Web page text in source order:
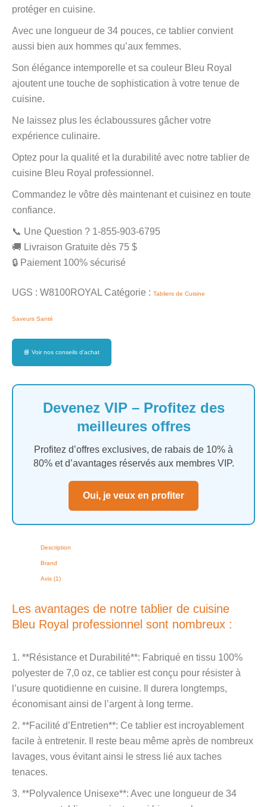
protéger en cuisine.
Avec une longueur de 34 pouces, ce tablier convient
aussi bien aux hommes qu’aux femmes.
Son élégance intemporelle et sa couleur Bleu Royal
ajoutent une touche de sophistication à votre tenue de
cuisine.
Ne laissez plus les éclaboussures gâcher votre
expérience culinaire.
Optez pour la qualité et la durabilité avec notre tablier de
cuisine Bleu Royal professionnel.
Commandez le vôtre dès maintenant et cuisinez en toute
confiance.
📞 Une Question ? 1-855-903-6795
🚚 Livraison Gratuite dès 75 $
🔒 Paiement 100% sécurisé
UGS : W8100ROYAL Catégorie : Tabliers de Cuisine
Saveurs Santé
📘 Voir nos conseils d’achat
Devenez VIP – Profitez des
meilleures offres
Profitez d’offres exclusives, de rabais de 10% à
80% et d’avantages réservés aux membres VIP.
Oui, je veux en profiter
Description
Brand
Avis (1)
Les avantages de notre tablier de cuisine
Bleu Royal professionnel sont nombreux :
1. **Résistance et Durabilité**: Fabriqué en tissu 100%
polyester de 7,0 oz, ce tablier est conçu pour résister à
l’usure quotidienne en cuisine. Il durera longtemps,
économisant ainsi de l’argent à long terme.
2. **Facilité d’Entretien**: Ce tablier est incroyablement
facile à entretenir. Il reste beau même après de nombreux
lavages, vous évitant ainsi le stress lié aux taches
tenaces.
3. **Polyvalence Unisexe**: Avec une longueur de 34